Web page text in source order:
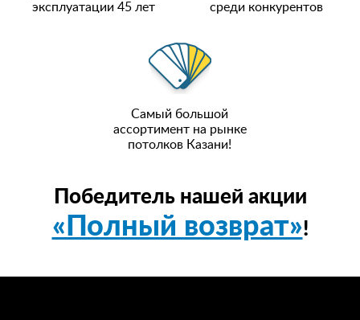
эксплуатации 45 лет
среди конкурентов
Самый большой
ассортимент на рынке
потолков Казани!
Победитель нашей акции
«Полный возврат»!